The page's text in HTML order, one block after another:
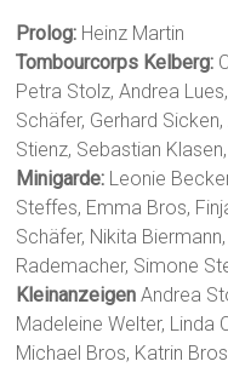
Prolog: Heinz Martin
Tombourcorps Kelberg:
Petra Stolz, Andrea
Schäfer, Gerhard
Stienz, Sebastian
Minigarde: Leonie
Steffes, Emma Bros,
Schäfer, Nikita
Rademacher, Simone
Kleinanzeigen Andrea
Madeleine Welter, Linda
Michael Bros, Katrin Bros